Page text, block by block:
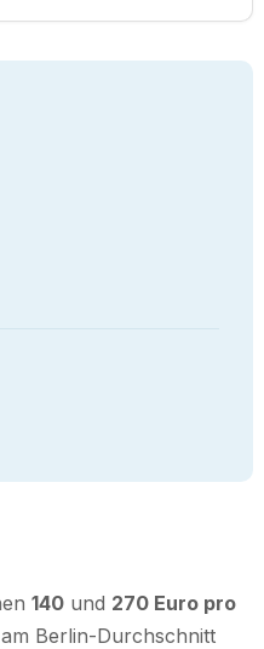
140 und 270 Euro pro
Berlin-Durchschnitt